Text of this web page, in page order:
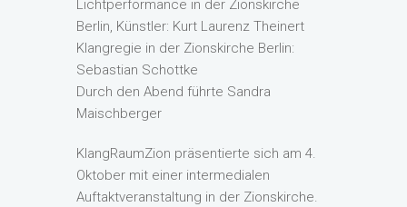
Lichtperformance in der Zionskirche
Berlin, Künstler: Kurt Laurenz Theinert
Klangregie in der Zionskirche Berlin:
Sebastian Schottke
Durch den Abend führte Sandra
Maischberger
KlangRaumZion präsentierte sich am 4.
Oktober mit einer intermedialen
Auftaktveranstaltung in der Zionskirche.